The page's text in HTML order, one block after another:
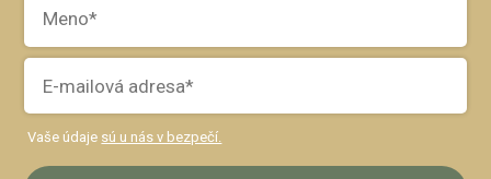
Vaše údaje sú u nás v bezpečí.